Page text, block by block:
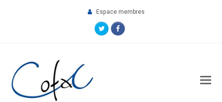
Espace membres
TwitterFacebook